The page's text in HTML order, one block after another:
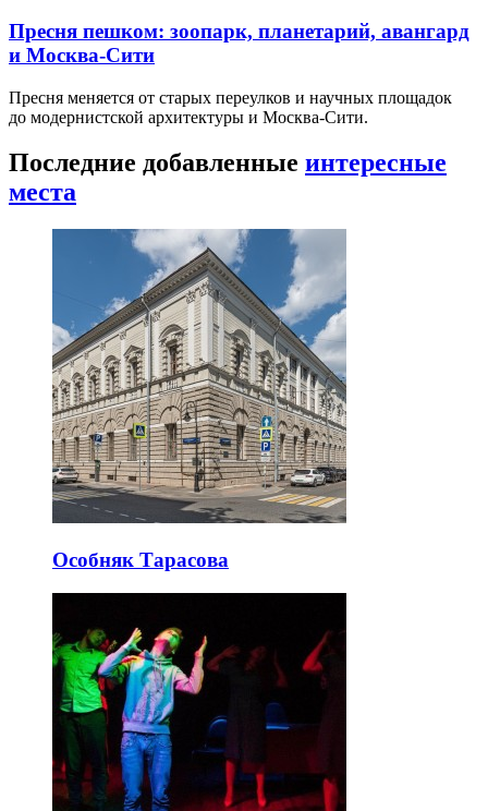
Пресня пешком: зоопарк, планетарий, авангард
и Москва-Сити
Пресня меняется от старых переулков и научных площадок
до модернистской архитектуры и Москва-Сити.
Последние добавленные интересные
места
Особняк Тарасова